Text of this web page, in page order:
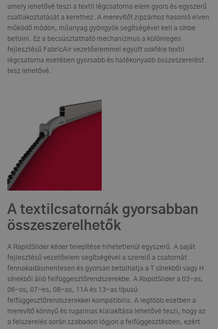
amely lehetővé teszi a textil légcsatorna elem gyors és egyszerű
csatlakoztatását a kerethez. A merevítőt zipzárhoz hasonló elven
működő módon, műanyag gyöngyök segítségével kell a sínbe
betolni. Ez a becsúsztatható mechanizmus a különleges
fejlesztésű FabricAir vezetőelemmel együtt sokféle textil
légcsatorna esetében gyorsabb és hatékonyabb összeszerelést
tesz lehetővé.
A textilcsatornák gyorsabban
összeszerelhetők
A RapidSlider kéder telepítése hihetetlenül egyszerű. A saját
fejlesztésű vezetőelem segítségével a szerelő a csatornát
fennakadásmentesen és gyorsan betolhatja a T sínekből vagy H
sínekből álló felfüggesztőrendszerekbe. A RapidSlider a 03-as,
06-os, 07-es, 08-as, 11A és 13-as típusú
felfüggesztőrendszerekkel kompatibilis. A legtöbb esetben a
merevítő könnyű és rugalmas kialakítása lehetővé teszi, hogy az
a felszerelés során szabadon lógjon a felfüggesztésben, ezért